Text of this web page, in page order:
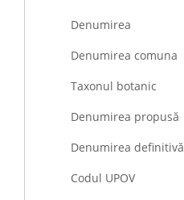
Denumirea
Denumirea comuna
Taxonul botanic
Denumirea propusă
Denumirea definitivă
Codul UPOV